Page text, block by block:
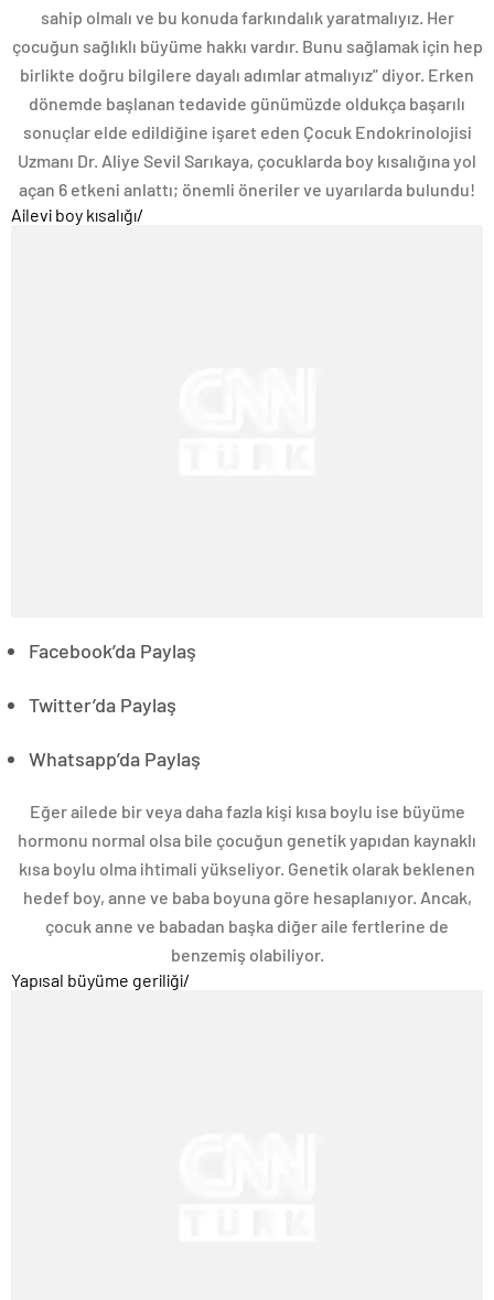
sahip olmalı ve bu konuda farkındalık yaratmalıyız. Her
çocuğun sağlıklı büyüme hakkı vardır. Bunu sağlamak için hep
birlikte doğru bilgilere dayalı adımlar atmalıyız” diyor. Erken
dönemde başlanan tedavide günümüzde oldukça başarılı
sonuçlar elde edildiğine işaret eden Çocuk Endokrinolojisi
Uzmanı Dr. Aliye Sevil Sarıkaya, çocuklarda boy kısalığına yol
açan 6 etkeni anlattı; önemli öneriler ve uyarılarda bulundu!
Ailevi boy kısalığı/
Facebook’da Paylaş
Twitter’da Paylaş
Whatsapp’da Paylaş
Eğer ailede bir veya daha fazla kişi kısa boylu ise büyüme
hormonu normal olsa bile çocuğun genetik yapıdan kaynaklı
kısa boylu olma ihtimali yükseliyor. Genetik olarak beklenen
hedef boy, anne ve baba boyuna göre hesaplanıyor. Ancak,
çocuk anne ve babadan başka diğer aile fertlerine de
benzemiş olabiliyor.
Yapısal büyüme geriliği/